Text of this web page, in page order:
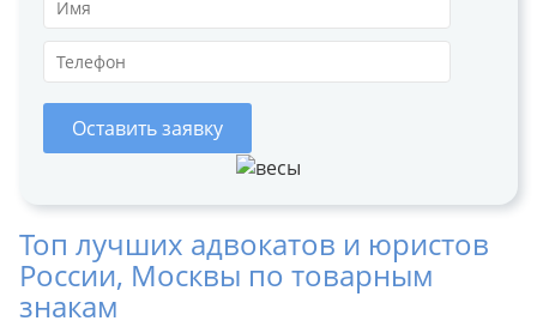
Оставить заявку
Топ лучших адвокатов и юристов
России, Москвы по товарным
знакам